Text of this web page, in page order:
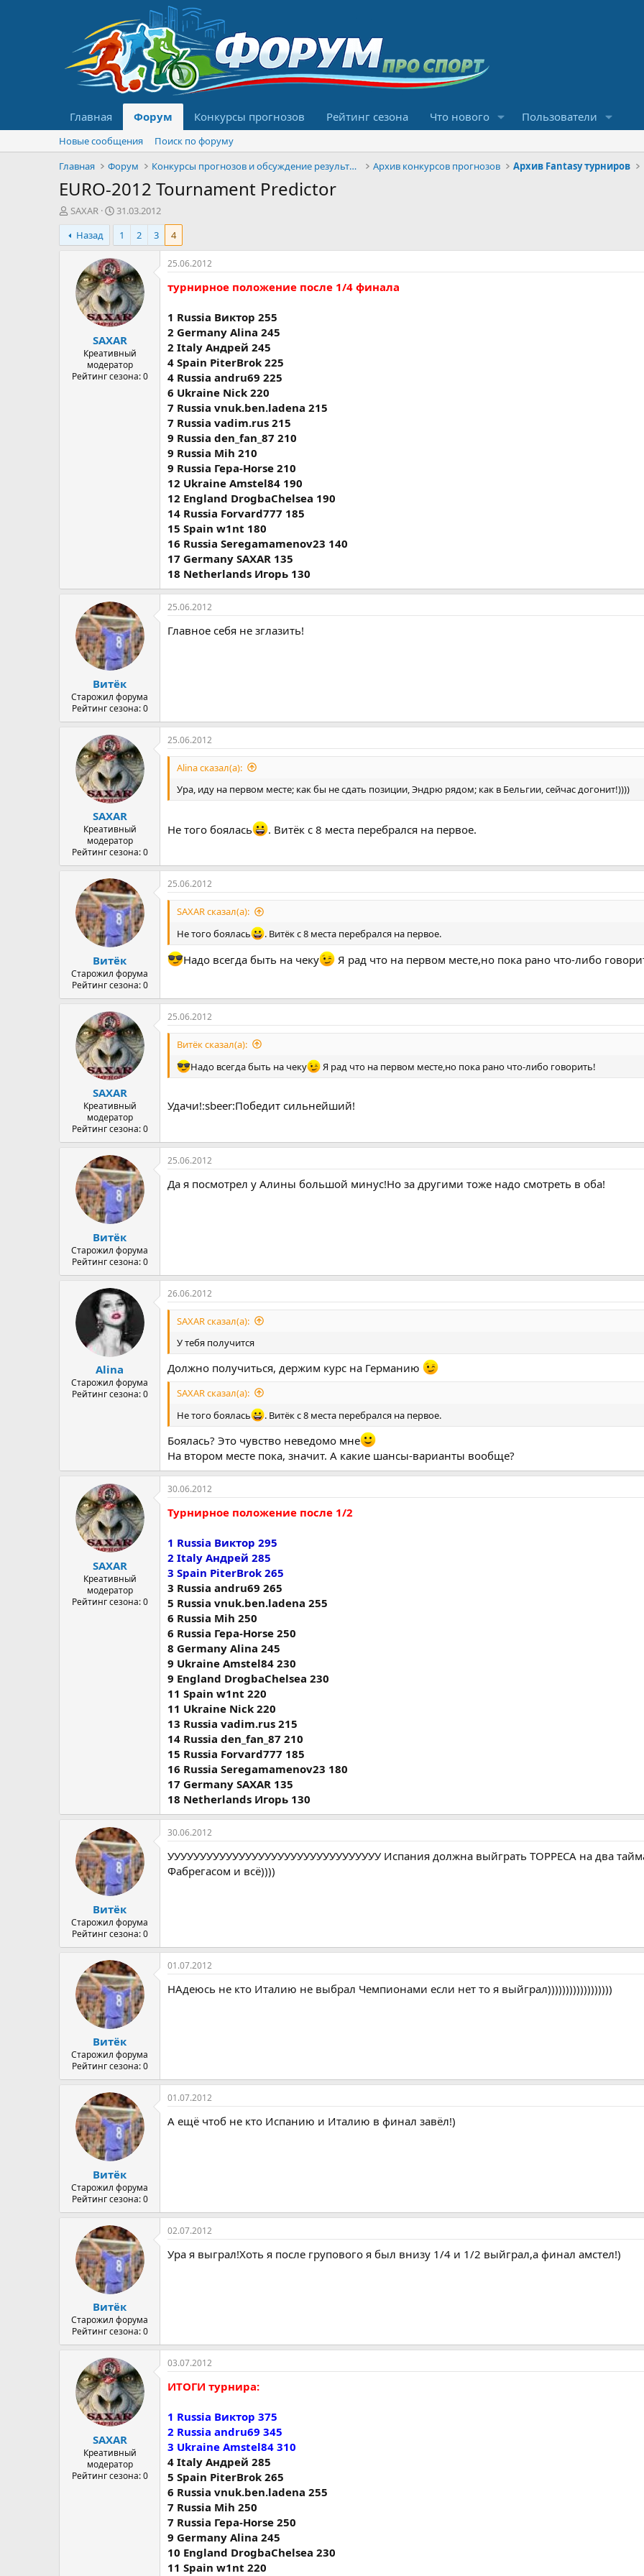
Главная Форум Конкурсы прогнозов Рейтинг сезона Что нового Пользователи
Новые сообщения
Поиск по форуму
Главная
Форум Конкурсы прогнозов и обсуждение результатов Архив конкурсов прогнозов Архив Fantasy турниров
EURO-2012 Tournament Predictor
А
в
т
о
м
SAXAR
Д
а
а
н
а
ч
а
л
а
31.03.2012
Назад
1 2 3 4
SAXAR
Креативный
модератор
Рейтинг сезона: 0
25.06.2012
турнирное положение после 1/4 финала
1 Russia Виктор 255
2 Germany Alina 245
2 Italy Андрей 245
4 Spain PiterBrok 225
4 Russia andru69 225
6 Ukraine Nick 220
7 Russia vnuk.ben.ladena 215
7 Russia vadim.rus 215
9 Russia den_fan_87 210
9 Russia Mih 210
9 Russia Гера-Horse 210
12 Ukraine Amstel84 190
12 England DrogbaChelsea 190
14 Russia Forvard777 185
15 Spain w1nt 180
16 Russia Seregamamenov23 140
17 Germany SAXAR 135
18 Netherlands Игорь 130
Витёк
Старожил форума
Рейтинг сезона: 0
25.06.2012
Главное себя не зглазить!
SAXAR
Креативный
модератор
Рейтинг сезона: 0
25.06.2012
Alina сказал(а):
Ура, иду на первом месте; как бы не сдать позиции, Эндрю рядом; как в Бельгии, сейчас догонит!))))
Не того боялась . Витёк с 8 места перебрался на первое.
Витёк
Старожил форума
Рейтинг сезона: 0
25.06.2012
SAXAR сказал(а):
Не того боялась
. Витёк с 8 места перебрался на первое.
Надо всегда быть на чеку Я рад что на первом месте,но пока рано что-либо
SAXAR
Креативный
модератор
Рейтинг сезона: 0
25.06.2012
Витёк сказал(а):
Надо всегда быть на чеку
Я рад что на первом месте,но пока рано что-либо говорить!
Удачи!:sbeer:Победит сильнейший!
Витёк
Старожил форума
Рейтинг сезона: 0
25.06.2012
Да я посмотрел у Алины большой минус!Но за другими тоже надо смотреть в оба!
Alina
Старожил форума
Рейтинг сезона: 0
26.06.2012
SAXAR сказал(а):
У тебя получится
Должно получиться, держим курс на Германию
SAXAR сказал(а):
Не того боялась
. Витёк с 8 места перебрался на первое.
Боялась? Это чувство неведомо мне
На втором месте пока, значит. А какие шансы-варианты вообще?
SAXAR
Креативный
модератор
Рейтинг сезона: 0
30.06.2012
Турнирное положение после 1/2
1 Russia Виктор 295
2 Italy Андрей 285
3 Spain PiterBrok 265
3 Russia andru69 265
5 Russia vnuk.ben.ladena 255
6 Russia Mih 250
6 Russia Гера-Horse 250
8 Germany Alina 245
9 Ukraine Amstel84 230
9 England DrogbaChelsea 230
11 Spain w1nt 220
11 Ukraine Nick 220
13 Russia vadim.rus 215
14 Russia den_fan_87 210
15 Russia Forvard777 185
16 Russia Seregamamenov23 180
17 Germany SAXAR 135
18 Netherlands Игорь 130
Витёк
Старожил форума
Рейтинг сезона: 0
30.06.2012
УУУУУУУУУУУУУУУУУУУУУУУУУУУУУУУУУ Испания должна выйграть ТОРРЕСА на два
Фабрегасом и всё))))
Витёк
Старожил форума
Рейтинг сезона: 0
01.07.2012
НАдеюсь не кто Италию не выбрал Чемпионами если нет то я выйграл))))))))))))))))))
Витёк
Старожил форума
Рейтинг сезона: 0
01.07.2012
А ещё чтоб не кто Испанию и Италию в финал завёл!)
Витёк
Старожил форума
Рейтинг сезона: 0
02.07.2012
Ура я выграл!Хоть я после групового я был внизу 1/4 и 1/2 выйграл,а финал амстел!)
SAXAR
Креативный
модератор
Рейтинг сезона: 0
03.07.2012
ИТОГИ турнира:
1 Russia Виктор 375
2 Russia andru69 345
3 Ukraine Amstel84 310
4 Italy Андрей 285
5 Spain PiterBrok 265
6 Russia vnuk.ben.ladena 255
7 Russia Mih 250
7 Russia Гера-Horse 250
9 Germany Alina 245
10 England DrogbaChelsea 230
11 Spain w1nt 220